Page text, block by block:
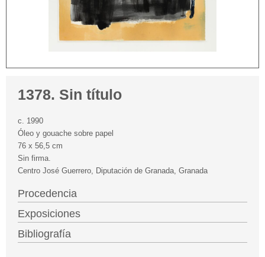
1378. Sin título
c. 1990
Óleo y gouache sobre papel
76 x 56,5 cm
Sin firma.
Centro José Guerrero, Diputación de Granada, Granada
Procedencia
Exposiciones
Bibliografía